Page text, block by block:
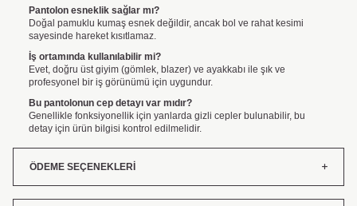
Pantolon esneklik sağlar mı?
Doğal pamuklu kumaş esnek değildir, ancak bol ve rahat kesimi
sayesinde hareket kısıtlamaz.
İş ortamında kullanılabilir mi?
Evet, doğru üst giyim (gömlek, blazer) ve ayakkabı ile şık ve
profesyonel bir iş görünümü için uygundur.
Bu pantolonun cep detayı var mıdır?
Genellikle fonksiyonellik için yanlarda gizli cepler bulunabilir, bu
detay için ürün bilgisi kontrol edilmelidir.
ÖDEME SEÇENEKLERI